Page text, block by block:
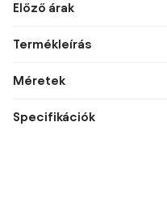
Előző árak
Termékleírás
Méretek
Specifikációk